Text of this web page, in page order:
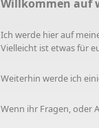
Willkommen auf
Ich werde hier auf
Vielleicht ist etwas für
Weiterhin werde ich
Wenn ihr Fragen, oder